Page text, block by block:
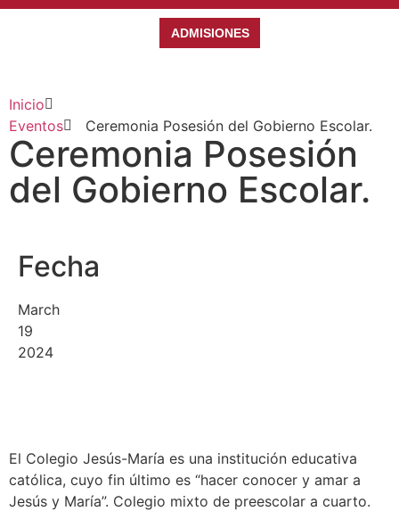
ADMISIONES
Inicio
Eventos
Ceremonia Posesión del Gobierno Escolar.
Ceremonia Posesión
del Gobierno Escolar.
Fecha
March
19
2024
El Colegio Jesús-María es una institución educativa
católica, cuyo fin último es “hacer conocer y amar a
Jesús y María”. Colegio mixto de preescolar a cuarto.